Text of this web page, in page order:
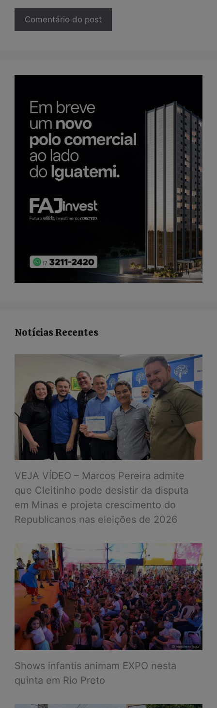
Notícias Recentes
VEJA VÍDEO – Marcos Pereira admite
que Cleitinho pode desistir da disputa
em Minas e projeta crescimento do
Republicanos nas eleições de 2026
Shows infantis animam EXPO nesta
quinta em Rio Preto